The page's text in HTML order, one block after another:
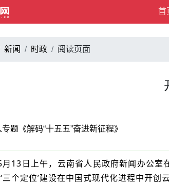
首
新闻 时政 阅读页面
题《解码“十五五”奋进新征程》
月13日上午，云南省人民政府新闻办公室
三个定位’建设在中国式现代化进程中开创